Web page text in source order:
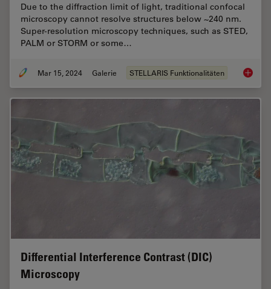
Due to the diffraction limit of light, traditional confocal
microscopy cannot resolve structures below ~240 nm.
Super-resolution microscopy techniques, such as STED,
PALM or STORM or some…
Mar 15, 2024 Galerie STELLARIS Funktionalitäten Super-
Differential Interference Contrast (DIC)
Microscopy